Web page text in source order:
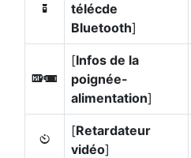
W
télécde
Bluetooth]
a
[Infos de la
poignée-
alimentation]
E
[Retardateur
vidéo]